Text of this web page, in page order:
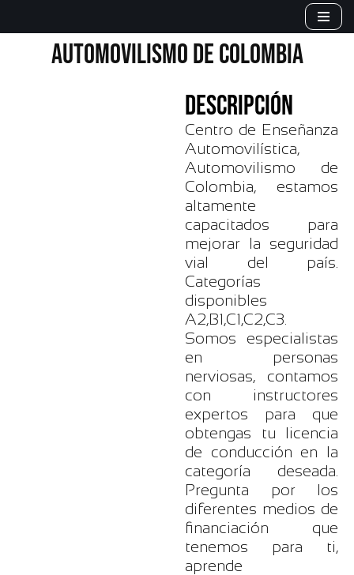
AUTOMOVILISMO DE COLOMBIA
DESCRIPCIÓN
Centro de Enseñanza
Automovilística,
Automovilismo de
Colombia, estamos
altamente
capacitados para
mejorar la seguridad
vial del país.
Categorías
disponibles
A2,B1,C1,C2,C3.
Somos especialistas
en personas
nerviosas, contamos
con instructores
expertos para que
obtengas tu licencia
de conducción en la
categoría deseada.
Pregunta por los
diferentes medios de
financiación que
tenemos para ti,
aprende